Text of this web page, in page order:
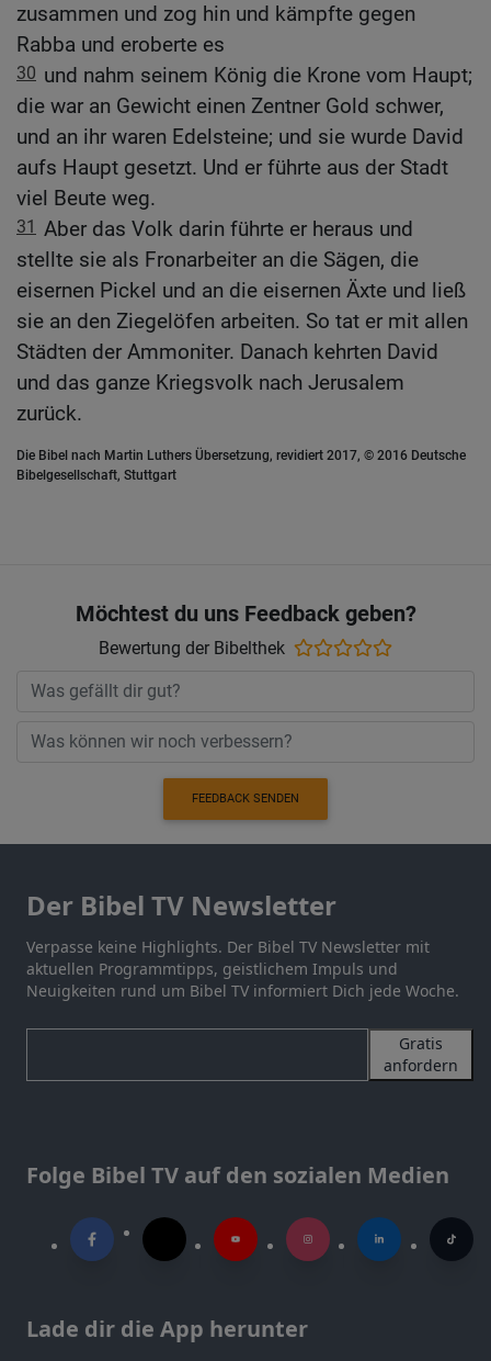
zusammen und zog hin und kämpfte gegen
Rabba und eroberte es
30 und nahm seinem König die Krone vom Haupt;
die war an Gewicht einen Zentner Gold schwer,
und an ihr waren Edelsteine; und sie wurde David
aufs Haupt gesetzt. Und er führte aus der Stadt
viel Beute weg.
31 Aber das Volk darin führte er heraus und
stellte sie als Fronarbeiter an die Sägen, die
eisernen Pickel und an die eisernen Äxte und ließ
sie an den Ziegelöfen arbeiten. So tat er mit allen
Städten der Ammoniter. Danach kehrten David
und das ganze Kriegsvolk nach Jerusalem
zurück.
Die Bibel nach Martin Luthers Übersetzung, revidiert 2017, © 2016 Deutsche
Bibelgesellschaft, Stuttgart
Möchtest du uns Feedback geben?
Bewertung der Bibelthek
FEEDBACK SENDEN
Der Bibel TV Newsletter
Verpasse keine Highlights. Der Bibel TV Newsletter mit
aktuellen Programmtipps, geistlichem Impuls und
Neuigkeiten rund um Bibel TV informiert Dich jede Woche.
Gratis
anfordern
Folge Bibel TV auf den sozialen Medien
Lade dir die App herunter